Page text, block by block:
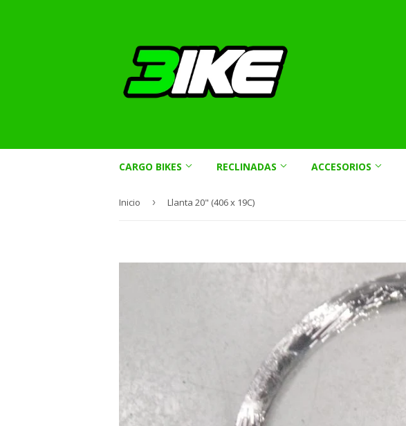
CARGO BIKES RECLINADAS ACCESORIOS
Inicio › Llanta 20" (406 x 19C)